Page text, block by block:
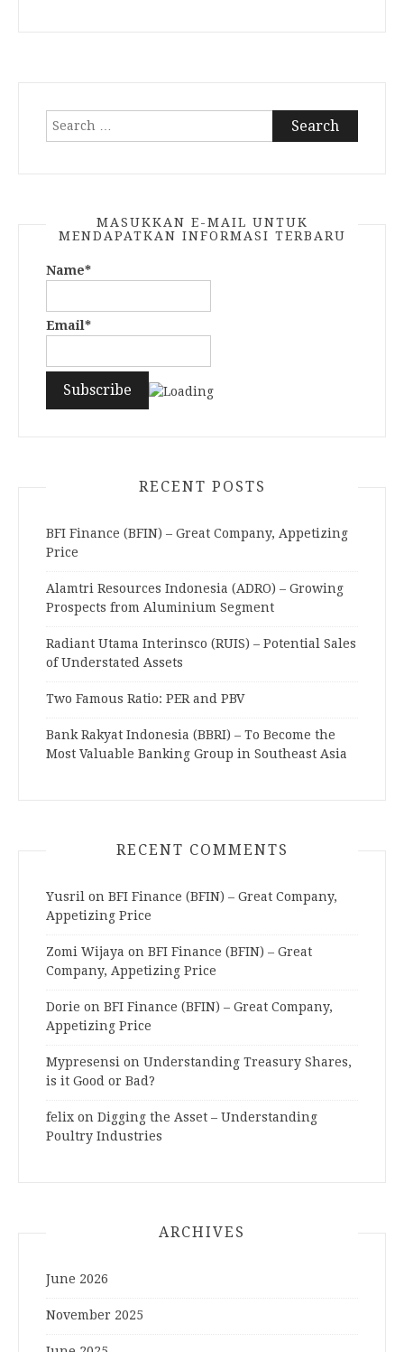
Search
MASUKKAN E-MAIL UNTUK
MENDAPATKAN INFORMASI TERBARU
Name*
Email*
RECENT POSTS
BFI Finance (BFIN) – Great Company, Appetizing
Price
Alamtri Resources Indonesia (ADRO) – Growing
Prospects from Aluminium Segment
Radiant Utama Interinsco (RUIS) – Potential Sales
of Understated Assets
Two Famous Ratio: PER and PBV
Bank Rakyat Indonesia (BBRI) – To Become the
Most Valuable Banking Group in Southeast Asia
RECENT COMMENTS
Yusril on BFI Finance (BFIN) – Great Company,
Appetizing Price
Zomi Wijaya on BFI Finance (BFIN) – Great
Company, Appetizing Price
Dorie on BFI Finance (BFIN) – Great Company,
Appetizing Price
Mypresensi on Understanding Treasury Shares,
is it Good or Bad?
felix on Digging the Asset – Understanding
Poultry Industries
ARCHIVES
June 2026
November 2025